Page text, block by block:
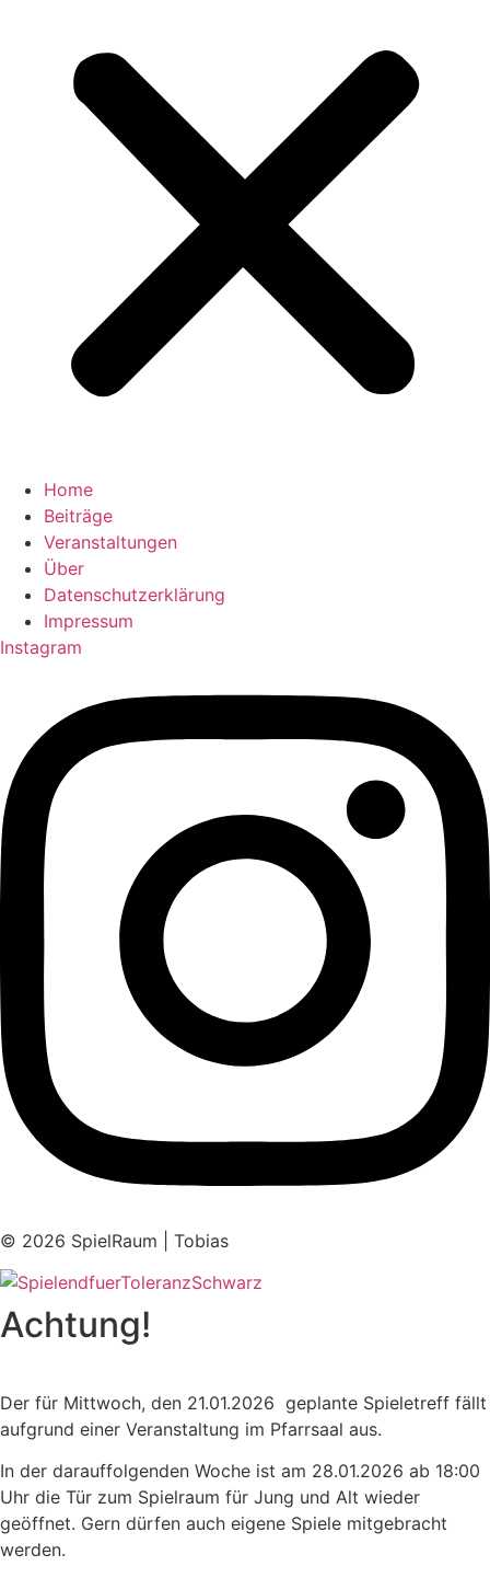
Home
Beiträge
Veranstaltungen
Über
Datenschutzerklärung
Impressum
Instagram
© 2026 SpielRaum | Tobias
Achtung!
Der für Mittwoch, den 21.01.2026 geplante Spieletreff fällt
aufgrund einer Veranstaltung im Pfarrsaal aus.
In der darauffolgenden Woche ist am 28.01.2026 ab 18:00
Uhr die Tür zum Spielraum für Jung und Alt wieder
geöffnet. Gern dürfen auch eigene Spiele mitgebracht
werden.